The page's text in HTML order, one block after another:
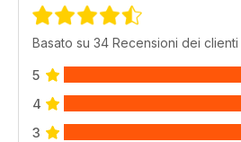
Basato su 34 Recensioni dei clienti
5
4
3